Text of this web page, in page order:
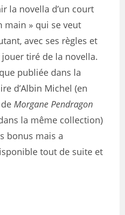
la novella d’un court
main » qui se veut
avec ses règles et
tiré de la novella.
publiée dans la
d’Albin Michel (en
deMorgane Pendragon
la même collection)
bonus mais a
tout de suite et